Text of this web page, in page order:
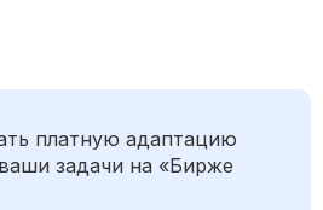
платную адаптацию
задачи на «Бирже